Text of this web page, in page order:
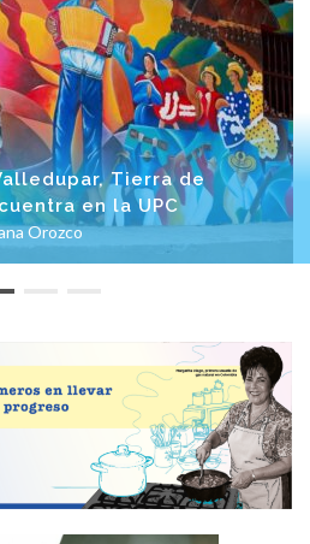
Tierra de
en la UPC
Orozco